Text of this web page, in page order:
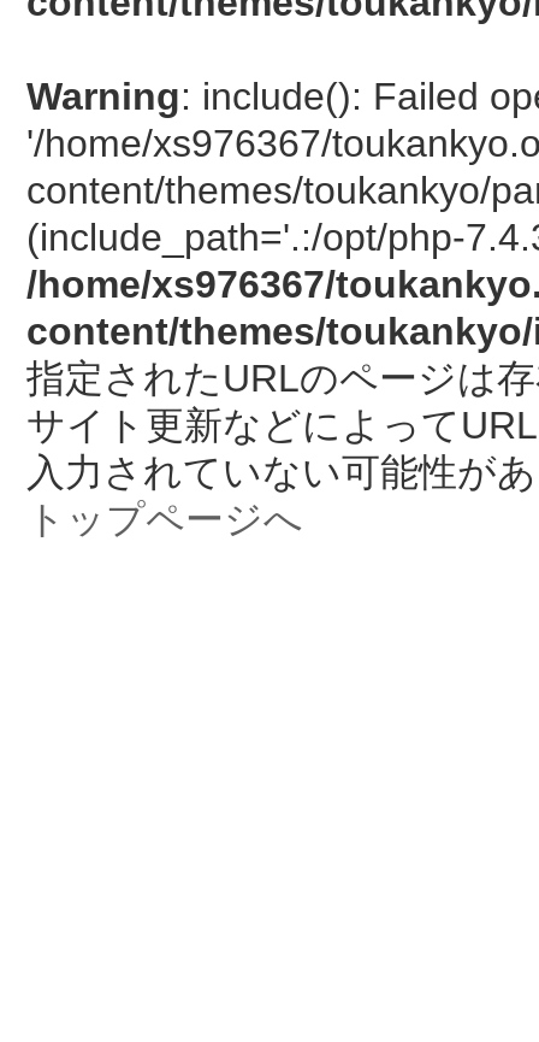
Warning: include(): Failed
'/home/xs976367/
content/themes/toukankyo/
(include_path='.:/opt/php-
/home/xs976367/
content/themes/
指定されたURLのページは
サイト更新などによって
入力されていない可能性が
トップページへ